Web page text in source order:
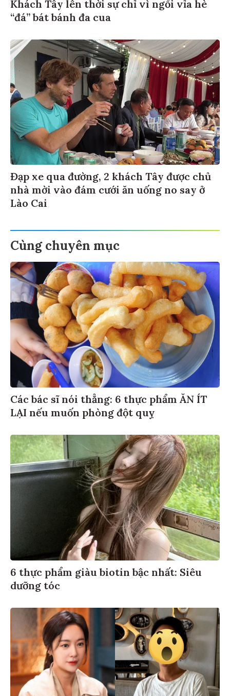
Khách Tây lên thời sự chỉ vì ngồi vỉa hè
“đá” bát bánh đa cua
Đạp xe qua đường, 2 khách Tây được chủ
nhà mời vào đám cưới ăn uống no say ở
Lào Cai
Cùng chuyên mục
Các bác sĩ nói thẳng: 6 thực phẩm ĂN ÍT
LẠI nếu muốn phòng đột quỵ
6 thực phẩm giàu biotin bậc nhất: Siêu
dưỡng tóc